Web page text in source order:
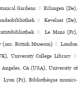
Gardens ♢ Erlangen (De),
♢ Kevelaer (De),
♢ Le Mans (Fr),
(anc. British Museum) ♢ London
University College Library ♢
CA (USA), University of
Lyon (Fr), Bibliothèque muni­ci­